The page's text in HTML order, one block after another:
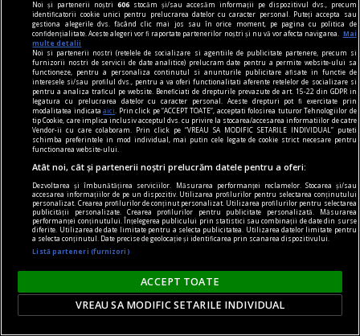
dalí
„Bucureștiul reflectă perfect genul de om care a
expoziției „Universului lui Salvador Dalí“ deschisă
la ARCUB
Însă, mai presus de orice, noi sperăm că vizita o
Noi și partenerii noștri606 stocăm și/sau accesăm informații pe dispozitivul dvs., precum
identificatorii cookie unici pentru prelucrarea datelor cu caracter personal. Puteți accepta sau
gestiona alegerile dvs. făcând clic mai jos sau în orice moment, pe pagina cu politica de
confidențialitate. Aceste alegeri vor fi raportate partenerilor noștri și nu vă vor afecta navigarea.
Mai
multe detalii
Noi si partenerii nostri (retelele de socializare si agentiile de publicitate partenere, precum si
furnizorii nostri de servicii de date analitice) prelucram date pentru a permite website-ului sa
functioneze, pentru a personaliza continutul si anunturile publicitare afisate in functie de
interesele si/sau profilul dvs., pentru a va oferi functionalitati aferente retelelor de socializare si
pentru a analiza traficul pe website. Beneficiati de drepturile prevazute de art. 15-22 din GDPR in
legatura cu prelucrarea datelor cu caracter personal. Aceste drepturi pot fi exercitate prin
modalitatea indicataaici
. Prin click pe “ACCEPT TOATE”, acceptati folosirea tuturor Tehnologiilor de
tip Cookie, care implica inclusiv acceptul dvs. cu privire la stocarea/accesarea informatiilor de catre
Vendor-ii cu care colaboram. Prin click pe “VREAU SA MODIFIC SETARILE INDIVIDUAL” puteti
schimba preferintele in mod individual, mai putin cele legate de cookie strict necesare pentru
functionarea website-ului.
Atât noi, cât și partenerii noștri prelucrăm datele pentru a oferi:
Dezvoltarea și îmbunătățirea serviciilor. Măsurarea performanței reclamelor. Stocarea și/sau
accesarea informațiilor de pe un dispozitiv. Utilizarea profilurilor pentru selectarea conținutului
personalizat. Crearea profilurilor de conținut personalizat. Utilizarea profilurilor pentru selectarea
publicității personalizate. Crearea profilurilor pentru publicitate personalizată. Măsurarea
performanței conținutului. Înțelegerea publicului prin statistici sau combinații de date din surse
diferite. Utilizarea de date limitate pentru a selecta publicitatea. Utilizarea datelor limitate pentru
a selecta conținutul. Date precise de geolocație și identificarea prin scanarea dispozitivului.
Listă parteneri (furnizori)
ACCEPT TOATE
VREAU SA MODIFIC SETARILE INDIVIDUAL